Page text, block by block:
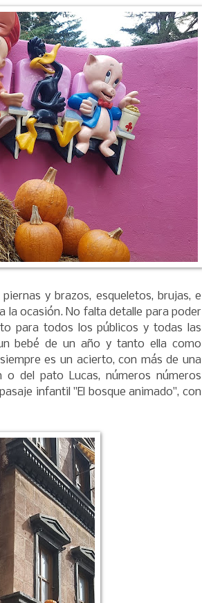
y brazos, esqueletos, brujas, e
la ocasión. No falta detalle para poder
para todos los públicos y todas las
bebé de un año y tanto ella como
es un acierto, con más de una
o del pato Lucas, números números
infantil "El bosque animado", con